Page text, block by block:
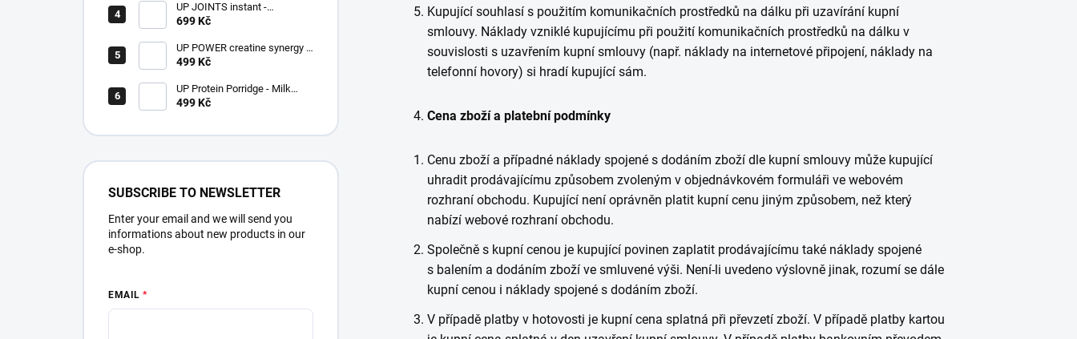
UP JOINTS instant -
Strawberry and kiwi
699 Kč
UP POWER creatine synergy -
Orange
499 Kč
UP Protein Porridge - Milk
chocolate
499 Kč
SUBSCRIBE TO NEWSLETTER
Enter your email and we will send you
informations about new products in our
e-shop.
EMAIL
Kupující souhlasí s použitím komunikačních prostředků na dálku při uzavírání kupní
smlouvy. Náklady vzniklé kupujícímu při použití komunikačních prostředků na dálku v
souvislosti s uzavřením kupní smlouvy (např. náklady na internetové připojení, náklady na
telefonní hovory) si hradí kupující sám.
Cena zboží a platební podmínky
Cenu zboží a případné náklady spojené s dodáním zboží dle kupní smlouvy může kupující
uhradit prodávajícímu způsobem zvoleným v objednávkovém formuláři ve webovém
rozhraní obchodu. Kupující není oprávněn platit kupní cenu jiným způsobem, než který
nabízí webové rozhraní obchodu.
Společně s kupní cenou je kupující povinen zaplatit prodávajícímu také náklady spojené
s balením a dodáním zboží ve smluvené výši. Není-li uvedeno výslovně jinak, rozumí se dále
kupní cenou i náklady spojené s dodáním zboží.
V případě platby v hotovosti je kupní cena splatná při převzetí zboží. V případě platby kartou